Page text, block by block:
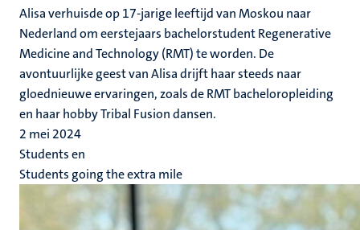
Alisa verhuisde op 17-jarige leeftijd van Moskou naar
Nederland om eerstejaars bachelorstudent Regenerative
Medicine and Technology (RMT) te worden. De
avontuurlijke geest van Alisa drijft haar steeds naar
gloednieuwe ervaringen, zoals de RMT bacheloropleiding
en haar hobby Tribal Fusion dansen.
2 mei 2024
Students en
Students going the extra mile